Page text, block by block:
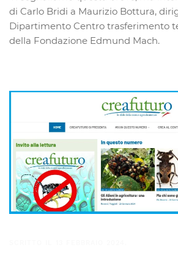
di Carlo Bridi a Maurizio Bottura,
Dipartimento Centro trasferimento
della Fondazione Edmund Mach.